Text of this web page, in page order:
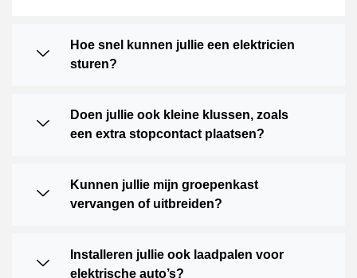
Hoe snel kunnen jullie een elektricien
sturen?
Doen jullie ook kleine klussen, zoals
een extra stopcontact plaatsen?
Kunnen jullie mijn groepenkast
vervangen of uitbreiden?
Installeren jullie ook laadpalen voor
elektrische auto’s?